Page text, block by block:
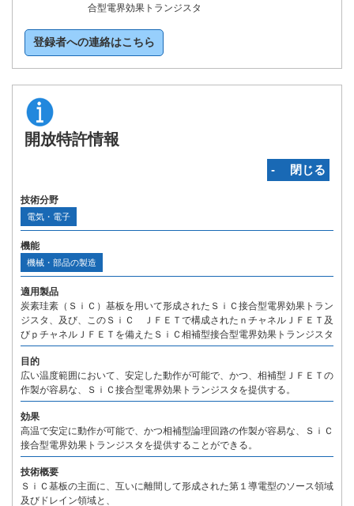
合型電界効果トランジスタ
登録者への連絡はこちら
開放特許情報
‐ 閉じる
技術分野
電気・電子
機能
機械・部品の製造
適用製品
炭素珪素（ＳｉＣ）基板を用いて形成されたＳｉＣ接合型電界効果トラン
ジスタ、及び、このＳｉＣ ＪＦＥＴで構成されたｎチャネルＪＦＥＴ及
びｐチャネルＪＦＥＴを備えたＳｉＣ相補型接合型電界効果トランジスタ
目的
広い温度範囲において、安定した動作が可能で、かつ、相補型ＪＦＥＴの
作製が容易な、ＳｉＣ接合型電界効果トランジスタを提供する。
効果
高温で安定に動作が可能で、かつ相補型論理回路の作製が容易な、ＳｉＣ
接合型電界効果トランジスタを提供することができる。
技術概要
ＳｉＣ基板の主面に、互いに離間して形成された第１導電型のソース領域
及びドレイン領域と、